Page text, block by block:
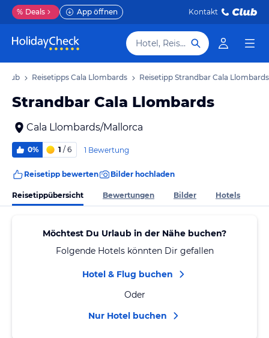
% Deals App öffnen Kontakt
Hotel, Reiseziel
Reisetipps Cala Llombards Reisetipp Strandbar Cala Llombards
Strandbar Cala Llombards
Cala Llombards/Mallorca
0% 1 / 6 1 Bewertung
Reisetipp bewerten Bilder hochladen
Reisetippübersicht Bewertungen Bilder Hotels
Möchtest Du Urlaub in der Nähe buchen?
Folgende Hotels könnten Dir gefallen
Hotel & Flug buchen
Oder
Nur Hotel buchen